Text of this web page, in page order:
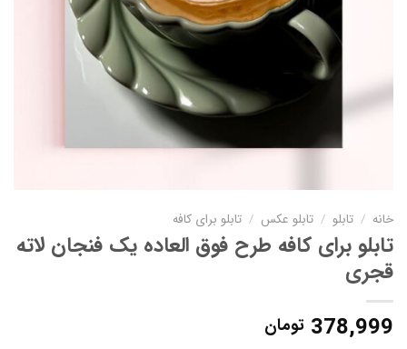
خانه / تابلو / تابلو عکس / تابلو برای کافه
تابلو برای کافه طرح فوق العاده یک فنجان لاته
قجری
378,999 تومان